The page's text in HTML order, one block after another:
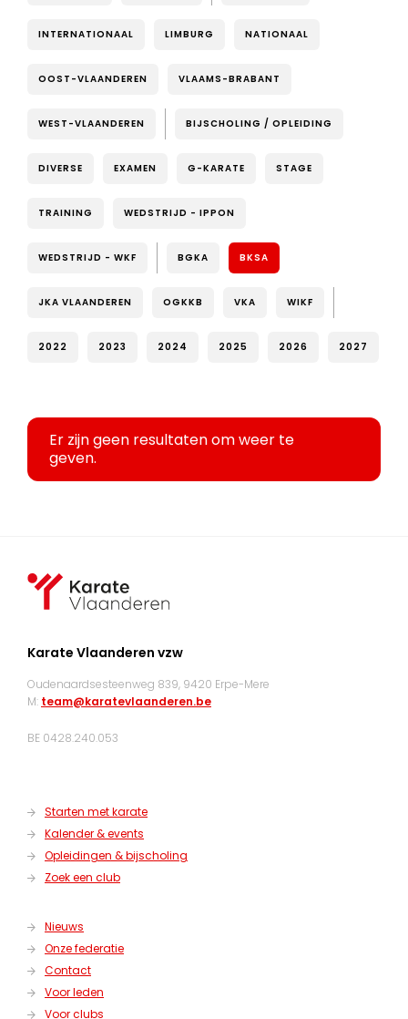
INTERNATIONAAL LIMBURG NATIONAAL
OOST-VLAANDEREN VLAAMS-BRABANT
WEST-VLAANDEREN BIJSCHOLING / OPLEIDING
DIVERSE EXAMEN G-KARATE STAGE
TRAINING WEDSTRIJD - IPPON
WEDSTRIJD - WKF BGKA BKSA
JKA VLAANDEREN OGKKB VKA WIKF
2022 2023 2024 2025 2026 2027
Er zijn geen resultaten om weer te
geven.
Karate Vlaanderen vzw
Oudenaardsesteenweg 839, 9420 Erpe-Mere
M: team@karatevlaanderen.be
BE 0428.240.053
Starten met karate
Kalender & events
Opleidingen & bijscholing
Zoek een club
Nieuws
Onze federatie
Contact
Voor leden
Voor clubs